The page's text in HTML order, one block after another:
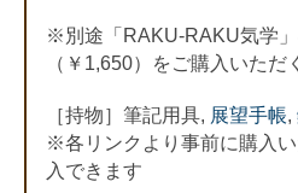
※別途「RAKU-RAKU気学」
（￥1,650）をご購入いただ
［持物］筆記用具, 展望手帳,
※各リンクより事前に購入
入できます